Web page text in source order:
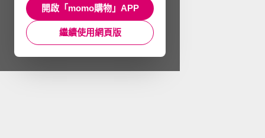
開啟「momo購物」APP
繼續使用網頁版